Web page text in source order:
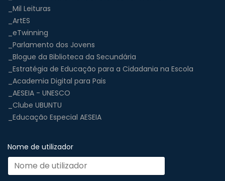
_Mil Leituras
_ArtES
_eTwinning
_Parlamento dos Jovens
_Blogue da Biblioteca da Secundária
_Estratégia de Educação para a Cidadania na Escola
_Academia Digital para Pais
_AESEIA - UNESCO
_Clube UBUNTU
_Educação Especial AESEIA
Nome de utilizador